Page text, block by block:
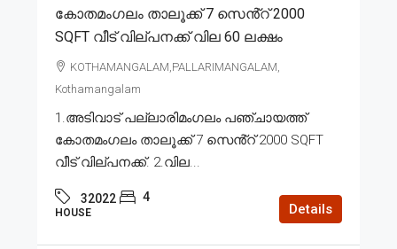
കോതമംഗലം താലൂക്ക് 7 സെൻ്റ് 2000
SQFT വീട് വില്പനക്ക് വില 60 ലക്ഷം
KOTHAMANGALAM,PALLARIMANGALAM,
Kothamangalam
1.അടിവാട് പല്ലാരിമംഗലം പഞ്ചായത്ത്
കോതമംഗലം താലൂക്ക് 7 സെൻ്റ് 2000 SQFT
വീട് വില്പനക്ക്. 2.വില...
32022 4
HOUSE Details